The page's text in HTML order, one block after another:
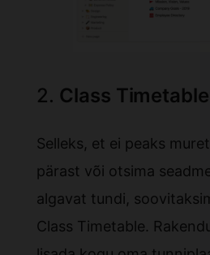
2. Class Timetable
Selleks, et ei peaks
pärast või otsima
algavat tundi,
Class Timetable.